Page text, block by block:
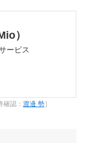
）
ービス
認： 渡邊 勢］